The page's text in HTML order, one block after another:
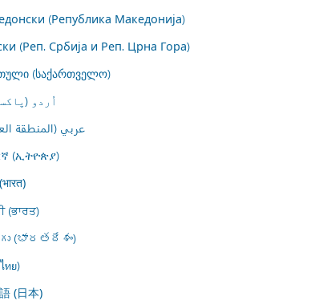
(Република Македонија)
(Реп. Србија и Реп. Црна Гора)
(საქართველო)
اُردو
عربي (المنطقة
(ኢትዮጵያ)
(ਭਾਰਤ)
(భారతదేశం)
ทย)
(日本)